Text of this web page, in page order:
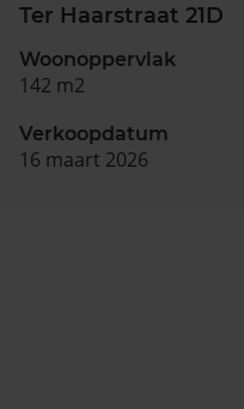
Ter Haarstraat 21D
Woonoppervlak
142 m2
Verkoopdatum
16 maart 2026